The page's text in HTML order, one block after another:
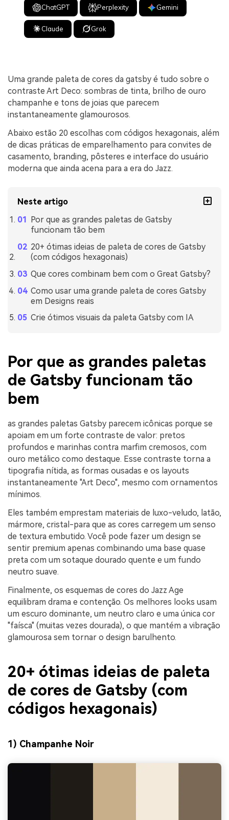
ChatGPT Perplexity Gemini
Claude Grok
Uma grande paleta de cores da gatsby é tudo sobre o
contraste Art Deco: sombras de tinta, brilho de ouro
champanhe e tons de joias que parecem
instantaneamente glamourosos.
Abaixo estão 20 escolhas com códigos hexagonais, além
de dicas práticas de emparelhamento para convites de
casamento, branding, pôsteres e interface do usuário
moderna que ainda acena para a era do Jazz.
Neste artigo
Por que as grandes paletas de Gatsby
funcionam tão bem
20+ ótimas ideias de paleta de cores de Gatsby
(com códigos hexagonais)
Que cores combinam bem com o Great Gatsby?
Como usar uma grande paleta de cores Gatsby
em Designs reais
Crie ótimos visuais da paleta Gatsby com IA
Por que as grandes paletas
de Gatsby funcionam tão
bem
as grandes paletas Gatsby parecem icônicas porque se
apoiam em um forte contraste de valor: pretos
profundos e marinhas contra marfim cremosos, com
ouro metálico como destaque. Esse contraste torna a
tipografia nítida, as formas ousadas e os layouts
instantaneamente "Art Deco", mesmo com ornamentos
mínimos.
Eles também emprestam materiais de luxo-veludo, latão,
mármore, cristal-para que as cores carregem um senso
de textura embutido. Você pode fazer um design se
sentir premium apenas combinando uma base quase
preta com um sotaque dourado quente e um fundo
neutro suave.
Finalmente, os esquemas de cores do Jazz Age
equilibram drama e contenção. Os melhores looks usam
um escuro dominante, um neutro claro e uma única cor
"faísca" (muitas vezes dourada), o que mantém a vibração
glamourosa sem tornar o design barulhento.
20+ ótimas ideias de paleta
de cores de Gatsby (com
códigos hexagonais)
1) Champanhe Noir